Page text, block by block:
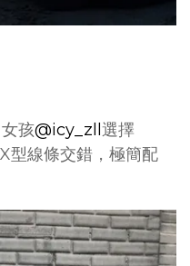
孩@icy_zll 選擇
型線條交錯，極簡配